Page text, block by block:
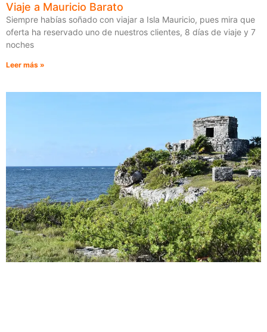
Viaje a Mauricio Barato
Siempre habías soñado con viajar a Isla Mauricio, pues mira que
oferta ha reservado uno de nuestros clientes, 8 días de viaje y 7
noches
Leer más »